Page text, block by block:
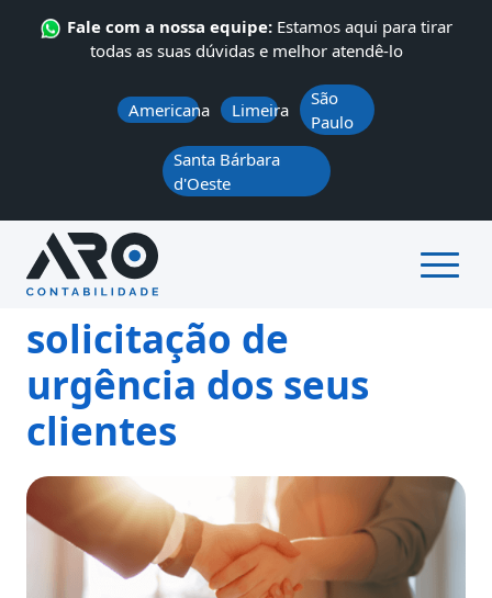
Fale com a nossa equipe: Estamos aqui para tirar
todas as suas dúvidas e melhor atendê-lo
Americana Limeira
São
Paulo
Santa Bárbara
d'Oeste
QUEM SOMOS
SERVIÇOS
CONTATO
NOTÍCIAS
ÁREA DO CLIENTE
Como atender
solicitação de
urgência dos seus
clientes